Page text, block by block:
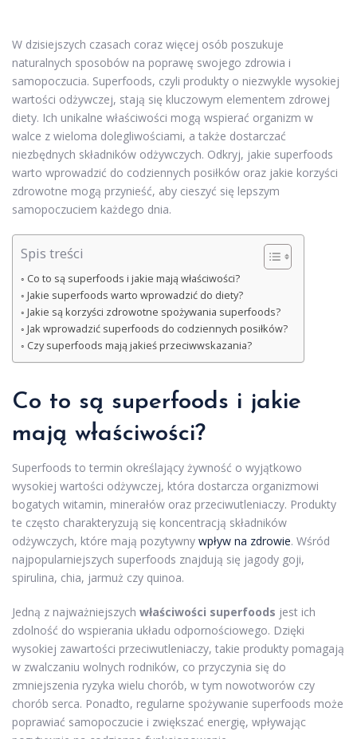
W dzisiejszych czasach coraz więcej osób poszukuje
naturalnych sposobów na poprawę swojego zdrowia i
samopoczucia. Superfoods, czyli produkty o niezwykle wysokiej
wartości odżywczej, stają się kluczowym elementem zdrowej
diety. Ich unikalne właściwości mogą wspierać organizm w
walce z wieloma dolegliwościami, a także dostarczać
niezbędnych składników odżywczych. Odkryj, jakie superfoods
warto wprowadzić do codziennych posiłków oraz jakie korzyści
zdrowotne mogą przynieść, aby cieszyć się lepszym
samopoczuciem każdego dnia.
Spis treści
Co to są superfoods i jakie mają właściwości?
Jakie superfoods warto wprowadzić do diety?
Jakie są korzyści zdrowotne spożywania superfoods?
Jak wprowadzić superfoods do codziennych posiłków?
Czy superfoods mają jakieś przeciwwskazania?
Co to są superfoods i jakie
mają właściwości?
Superfoods to termin określający żywność o wyjątkowo
wysokiej wartości odżywczej, która dostarcza organizmowi
bogatych witamin, minerałów oraz przeciwutleniaczy. Produkty
te często charakteryzują się koncentracją składników
odżywczych, które mają pozytywny wpływ na zdrowie. Wśród
najpopularniejszych superfoods znajdują się jagody goji,
spirulina, chia, jarmuż czy quinoa.
Jedną z najważniejszych właściwości superfoods jest ich
zdolność do wspierania układu odpornościowego. Dzięki
wysokiej zawartości przeciwutleniaczy, takie produkty pomagają
w zwalczaniu wolnych rodników, co przyczynia się do
zmniejszenia ryzyka wielu chorób, w tym nowotworów czy
chorób serca. Ponadto, regularne spożywanie superfoods może
poprawiać samopoczucie i zwiększać energię, wpływając